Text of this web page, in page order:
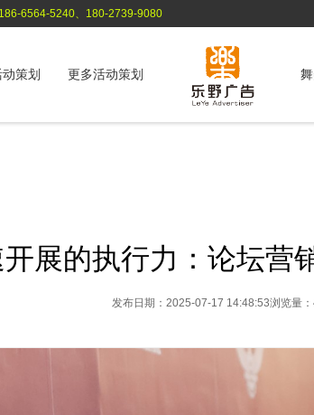
6564-5240、180-2739-9080
策划 更多活动策划
展的执行力：论坛营
发布日期：2025-07-17 14:48:53浏览量